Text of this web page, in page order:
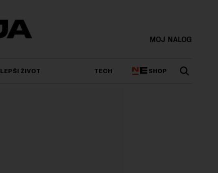
MOJ NALOG
LEPŠI ŽIVOT TECH SHOP